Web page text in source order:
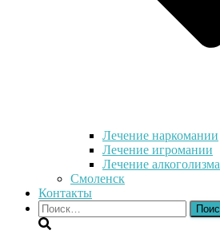
Лечение наркомании
Лечение игромании
Лечение алкоголизма
Смоленск
Контакты
Найти: